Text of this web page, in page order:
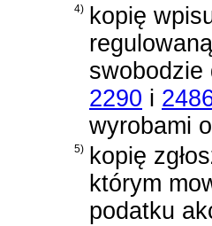
4)
kopię
swobodzie
2290 i
wyrobami
5)
kopię
którym
podatku